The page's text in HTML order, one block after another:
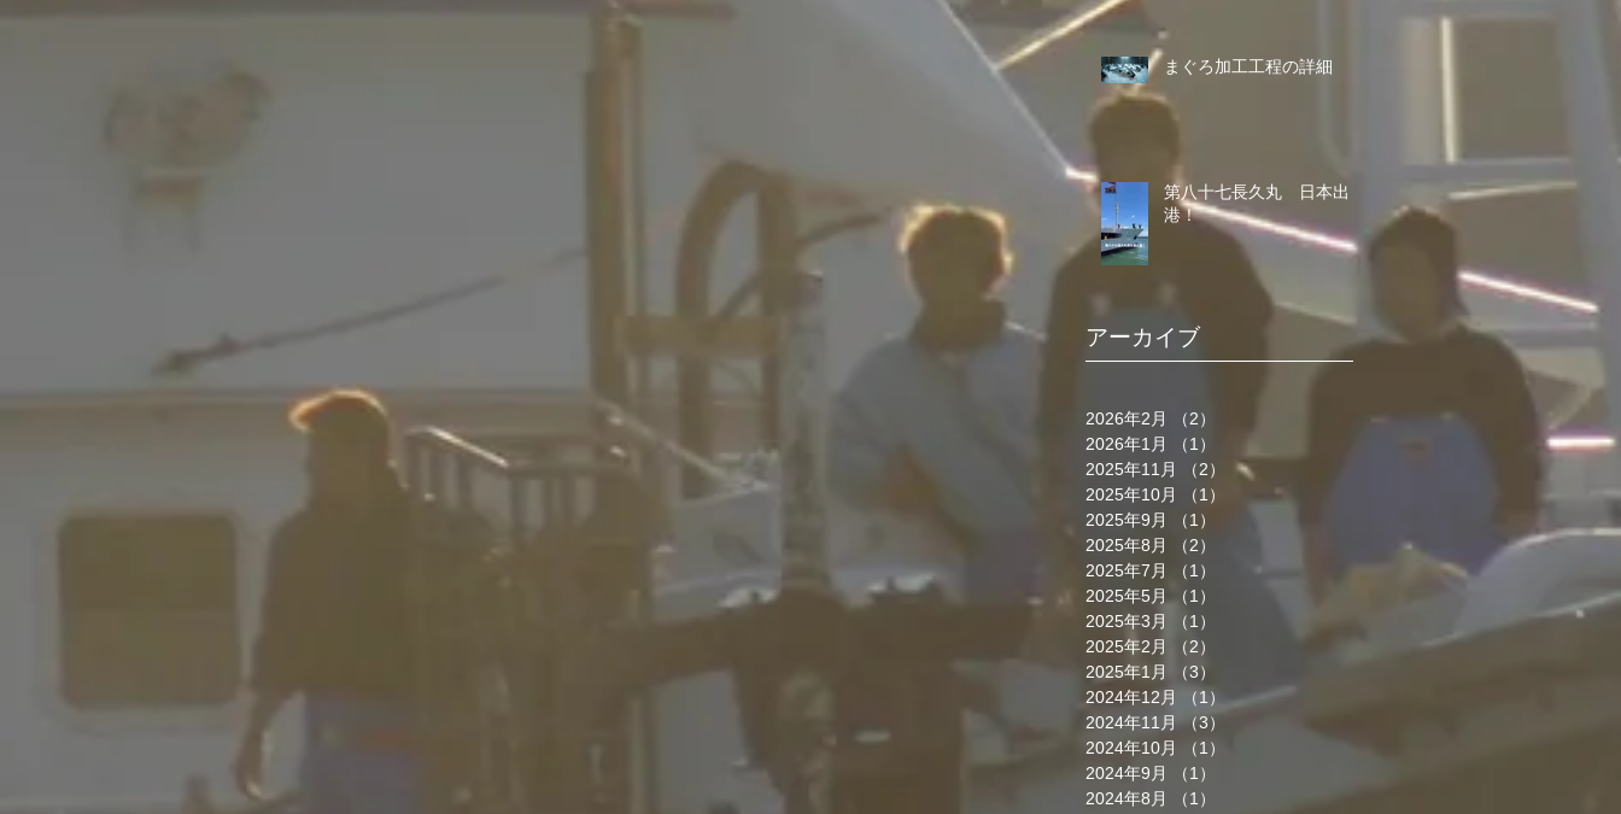
まぐろ加工工程の詳細
第八十七長久丸 日本出
港！
アーカイブ
2026年2月 （2）
2026年1月
（1）
2025年11月
（2）
2件の記事
2025年10月
（1）
1件の記事
2025年9月
（1）
2025年8月
（2）
2025年7月
（1）
1件の記事
2025年5月
（1）
2025年3月
（1）
2025年2月
（2）
2025年1月
（3）
2024年12月
（1）
1件の記事
2024年11月
（3）
2024年10月
（1）
2024年9月
（1）
2024年8月
（1）